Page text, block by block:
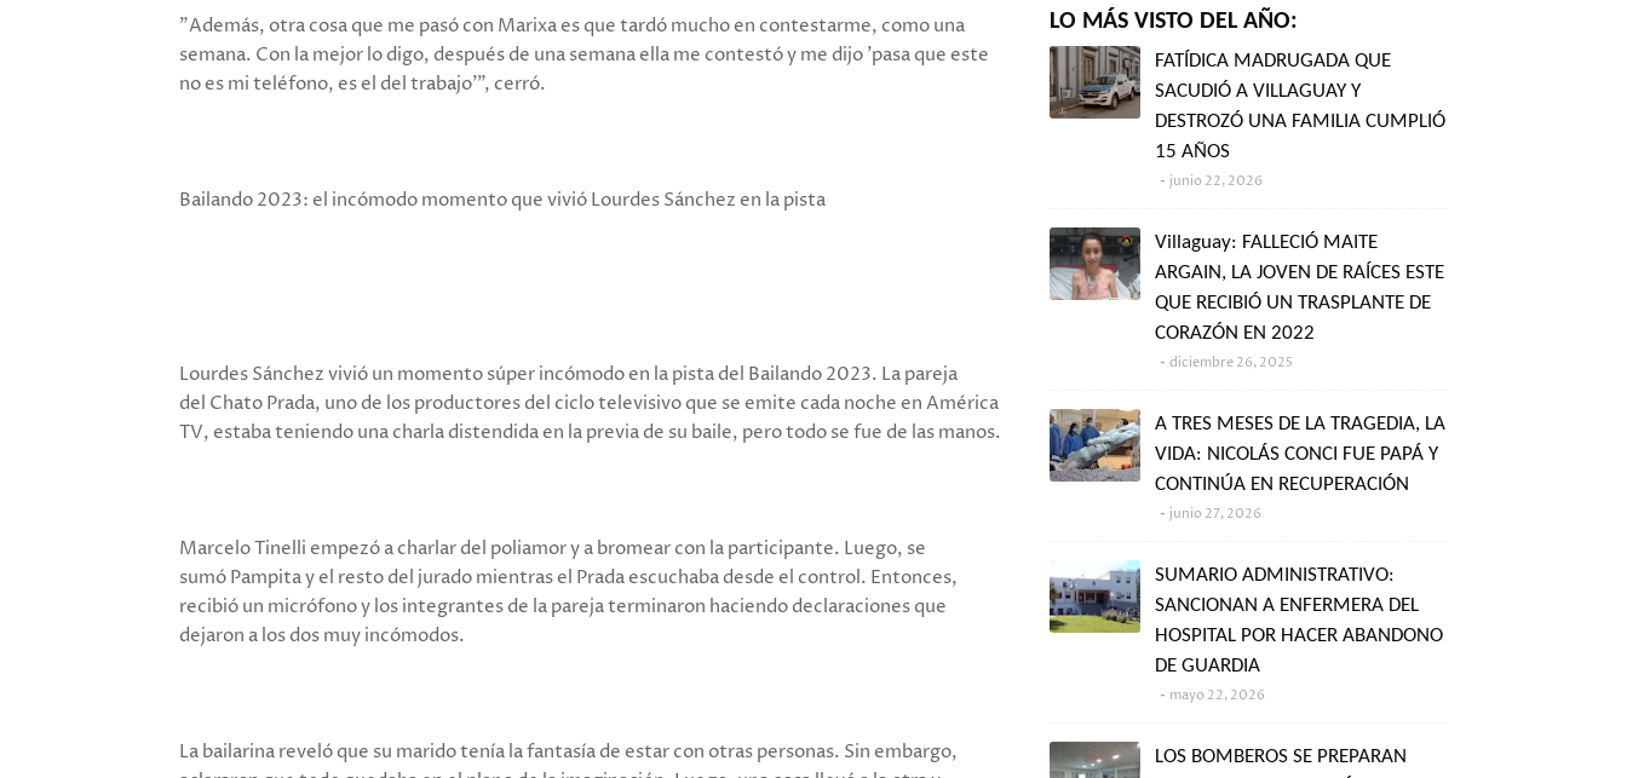
"Además, otra cosa que me pasó con Marixa es que tardó mucho en contestarme, como una
semana. Con la mejor lo digo, después de una semana ella me contestó y me dijo 'pasa que este
no es mi teléfono, es el del trabajo'", cerró.
Bailando 2023: el incómodo momento que vivió Lourdes Sánchez en la pista
Lourdes Sánchez vivió un momento súper incómodo en la pista del Bailando 2023. La pareja
del Chato Prada, uno de los productores del ciclo televisivo que se emite cada noche en América
TV, estaba teniendo una charla distendida en la previa de su baile, pero todo se fue de las manos.
Marcelo Tinelli empezó a charlar del poliamor y a bromear con la participante. Luego, se
sumó Pampita y el resto del jurado mientras el Prada escuchaba desde el control. Entonces,
recibió un micrófono y los integrantes de la pareja terminaron haciendo declaraciones que
dejaron a los dos muy incómodos.
La bailarina reveló que su marido tenía la fantasía de estar con otras personas. Sin embargo,
LO MÁS VISTO DEL AÑO:
FATÍDICA MADRUGADA QUE
SACUDIÓ A VILLAGUAY Y
DESTROZÓ UNA FAMILIA CUMPLIÓ
15 AÑOS
junio 22, 2026
Villaguay: FALLECIÓ MAITE
ARGAIN, LA JOVEN DE RAÍCES ESTE
QUE RECIBIÓ UN TRASPLANTE DE
CORAZÓN EN 2022
diciembre 26, 2025
A TRES MESES DE LA TRAGEDIA, LA
VIDA: NICOLÁS CONCI FUE PAPÁ Y
CONTINÚA EN RECUPERACIÓN
junio 27, 2026
SUMARIO ADMINISTRATIVO:
SANCIONAN A ENFERMERA DEL
HOSPITAL POR HACER ABANDONO
DE GUARDIA
mayo 22, 2026
LOS BOMBEROS SE PREPARAN